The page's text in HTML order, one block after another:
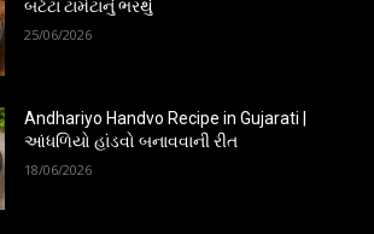
બટેટા ટામેટાંનું ભરથું
25/06/2026
Andhariyo Handvo Recipe in Gujarati |
આંધળિયો હાંડવો બનાવવાની રીત
18/06/2026